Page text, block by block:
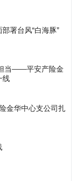
署台风“白海豚”
当——平安产险金
线
金华中心支公司扎